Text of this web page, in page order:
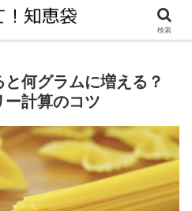
い！に役立つ知恵袋サイト
何グラムに増える？
ー計算のコツ
検索